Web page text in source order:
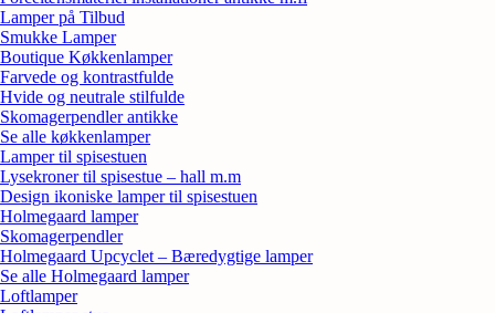
Lamper på Tilbud
Smukke Lamper
Boutique Køkkenlamper
Farvede og kontrastfulde
Hvide og neutrale stilfulde
Skomagerpendler antikke
Se alle køkkenlamper
Lamper til spisestuen
Lysekroner til spisestue – hall m.m
Design ikoniske lamper til spisestuen
Holmegaard lamper
Skomagerpendler
Holmegaard Upcyclet – Bæredygtige lamper
Se alle Holmegaard lamper
Loftlamper